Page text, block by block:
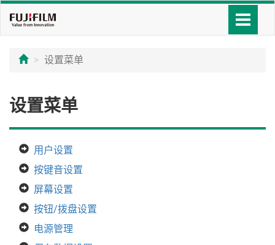
设置菜单
设置菜单
用户设置
按键音设置
屏幕设置
按钮/拨盘设置
电源管理